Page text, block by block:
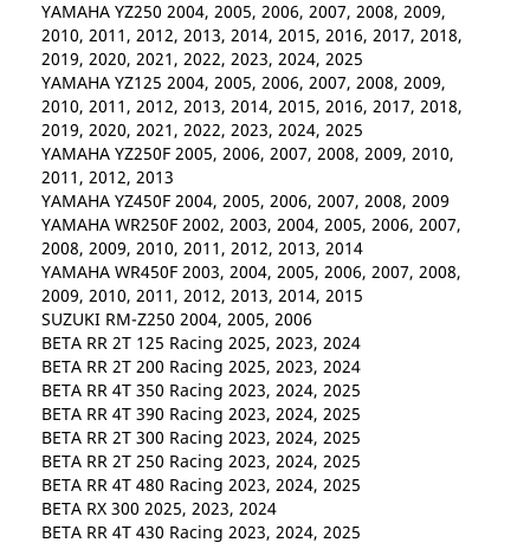
YAMAHA YZ250 2004, 2005, 2006, 2007, 2008, 2009,
2010, 2011, 2012, 2013, 2014, 2015, 2016, 2017, 2018,
2019, 2020, 2021, 2022, 2023, 2024, 2025
YAMAHA YZ125 2004, 2005, 2006, 2007, 2008, 2009,
2010, 2011, 2012, 2013, 2014, 2015, 2016, 2017, 2018,
2019, 2020, 2021, 2022, 2023, 2024, 2025
YAMAHA YZ250F 2005, 2006, 2007, 2008, 2009, 2010,
2011, 2012, 2013
YAMAHA YZ450F 2004, 2005, 2006, 2007, 2008, 2009
YAMAHA WR250F 2002, 2003, 2004, 2005, 2006, 2007,
2008, 2009, 2010, 2011, 2012, 2013, 2014
YAMAHA WR450F 2003, 2004, 2005, 2006, 2007, 2008,
2009, 2010, 2011, 2012, 2013, 2014, 2015
SUZUKI RM-Z250 2004, 2005, 2006
BETA RR 2T 125 Racing 2025, 2023, 2024
BETA RR 2T 200 Racing 2025, 2023, 2024
BETA RR 4T 350 Racing 2023, 2024, 2025
BETA RR 4T 390 Racing 2023, 2024, 2025
BETA RR 2T 300 Racing 2023, 2024, 2025
BETA RR 2T 250 Racing 2023, 2024, 2025
BETA RR 4T 480 Racing 2023, 2024, 2025
BETA RX 300 2025, 2023, 2024
BETA RR 4T 430 Racing 2023, 2024, 2025